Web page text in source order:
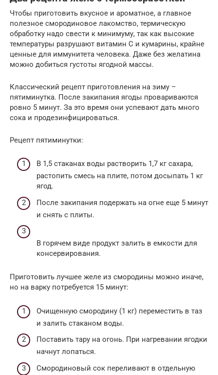
Чтобы приготовить вкусное и ароматное, а главное
полезное смородиновое лакомство, термическую
обработку надо свести к минимуму, так как высокие
температуры разрушают витамин С и кумарины, крайне
ценные для иммунитета человека. Даже без желатина
можно добиться густоты ягодной массы.
Классический рецепт приготовления на зиму –
пятиминутка. После закипания ягоды провариваются
ровно 5 минут. За это время они успевают дать много
сока и продезинфицироваться.
Рецепт пятиминутки:
В 1,5 стаканах воды растворить 1,7 кг сахара,
растопить смесь на плите, потом досыпать 1 кг
ягод.
После закипания подержать на огне еще 5 минут
и снять с плиты.
В горячем виде продукт залить в емкости для
консервирования.
Приготовить лучшее желе из смородины можно иначе,
но на варку потребуется 15 минут:
Очищенную смородину (1 кг) переместить в таз
и залить стаканом воды.
Поставить тару на огонь. При нагревании ягодки
начнут лопаться.
Смородиновый сок переливают в отдельную